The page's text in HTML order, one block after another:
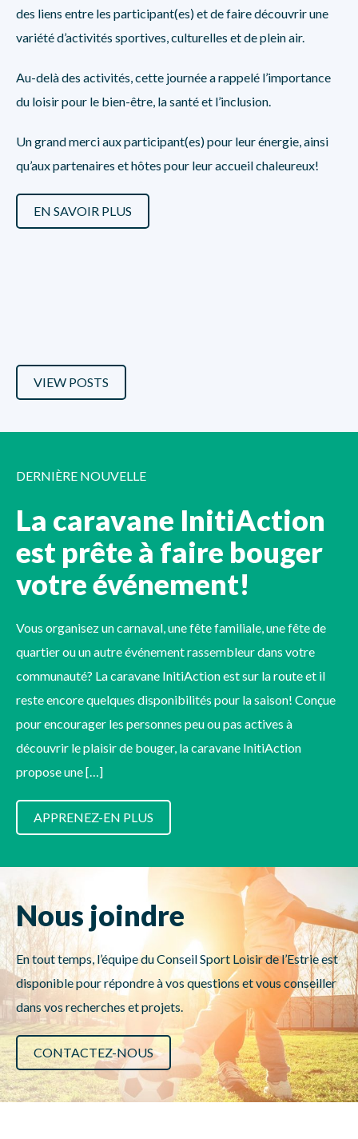
des liens entre les participant(es) et de faire découvrir une
variété d’activités sportives, culturelles et de plein air.
Au-delà des activités, cette journée a rappelé l’importance
du loisir pour le bien-être, la santé et l’inclusion.
Un grand merci aux participant(es) pour leur énergie, ainsi
qu’aux partenaires et hôtes pour leur accueil chaleureux!
EN SAVOIR PLUS
VIEW POSTS
DERNIÈRE NOUVELLE
La caravane InitiAction
est prête à faire bouger
votre événement!
Vous organisez un carnaval, une fête familiale, une fête de
quartier ou un autre événement rassembleur dans votre
communauté? La caravane InitiAction est sur la route et il
reste encore quelques disponibilités pour la saison! Conçue
pour encourager les personnes peu ou pas actives à
découvrir le plaisir de bouger, la caravane InitiAction
propose une […]
APPRENEZ-EN PLUS
Nous joindre
En tout temps, l’équipe du Conseil Sport Loisir de l’Estrie est
disponible pour répondre à vos questions et vous conseiller
dans vos recherches et projets.
CONTACTEZ-NOUS